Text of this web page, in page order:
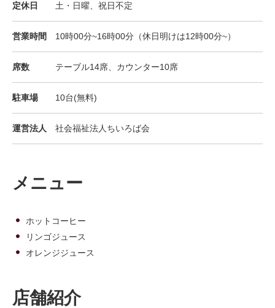
定休日 土・日曜、祝日不定
営業時間 10時00分~16時00分（休日明けは12時00分~）
席数 テーブル14席、カウンター10席
駐車場 10台(無料)
運営法人 社会福祉法人ちいろば会
メニュー
ホットコーヒー
リンゴジュース
オレンジジュース
店舗紹介